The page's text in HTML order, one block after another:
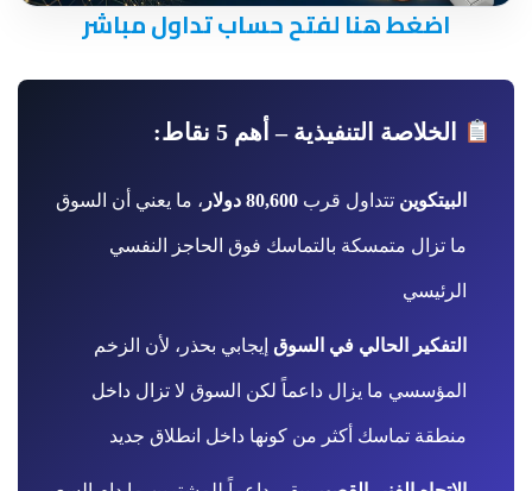
اضغط هنا لفتح حساب تداول مباشر
الخلاصة التنفيذية – أهم 5 نقاط:
البيتكوين تتداول قرب 80,600 دولار ، ما يعني أن السوق
ما تزال متمسكة بالتماسك فوق الحاجز النفسي
الرئيسي
التفكير الحالي في السوق إيجابي بحذر، لأن الزخم
المؤسسي ما يزال داعماً لكن السوق لا تزال داخل
منطقة تماسك أكثر من كونها داخل انطلاق جديد